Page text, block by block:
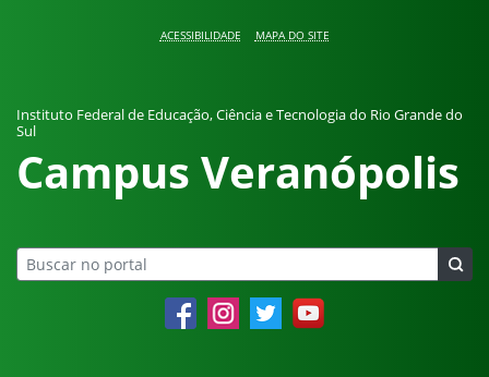
ACESSIBILIDADE MAPA DO SITE
Instituto Federal de Educação, Ciência e Tecnologia do Rio Grande do
Sul
Campus Veranópolis
FacebookInstagramTwitter YouTube